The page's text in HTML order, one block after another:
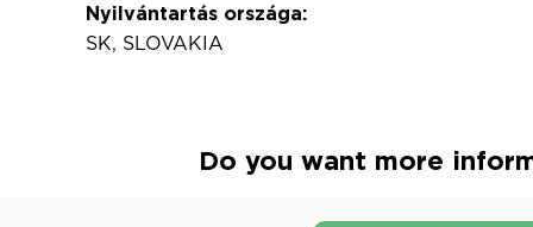
Nyilvántartás országa:
SK, SLOVAKIA
Do you want more